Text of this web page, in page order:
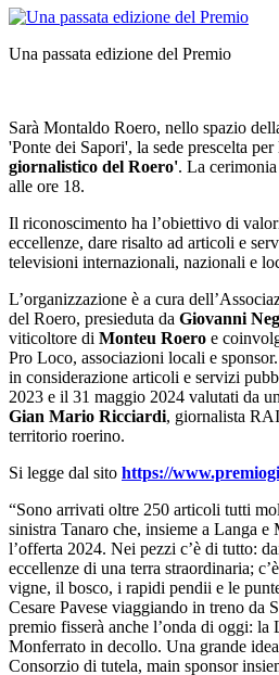
Una passata edizione del Premio
Sarà Montaldo Roero, nello spazio
'Ponte dei Sapori', la sede prescelta per
giornalistico del Roero'. La
alle ore 18.
Il riconoscimento ha l’obiettivo di
eccellenze, dare risalto ad articoli e
televisioni internazionali, nazionali e
L’organizzazione è a cura
del Roero, presieduta da Giovanni
viticoltore di Monteu Roero e
Pro Loco, associazioni locali e
in considerazione articoli e servizi
2023 e il 31 maggio 2024 valutati da
Gian Mario Ricciardi, giornalista
territorio roerino.
Si legge dal sito https://
“Sono arrivati oltre 250 articoli tutti
sinistra Tanaro che, insieme a Langa
l’offerta 2024. Nei pezzi c’è di tutto:
eccellenze di una terra straordinaria;
vigne, il bosco, i rapidi pendii e le
Cesare Pavese viaggiando in treno da
premio fisserà anche l’onda di oggi: la
Monferrato in decollo. Una grande
Consorzio di tutela, main sponsor